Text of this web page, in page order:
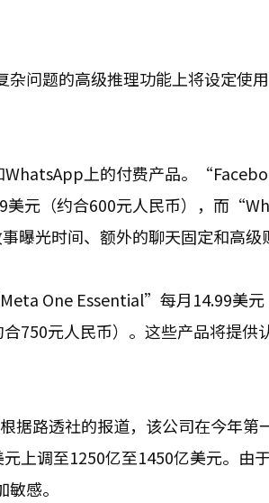
问题的高级推理功能上将设定使
上的付费产品。
元（约合600元人民币），而
曝光时间、额外的聊天固定和高级
One Essential”每月14.99美元
元人民币）。这些产品将提供
据路透社的报道，该公司在今年第
上调至1250亿至1450亿美元。由
感。